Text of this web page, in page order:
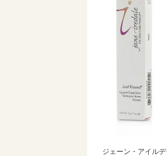
ジェーン・アイル